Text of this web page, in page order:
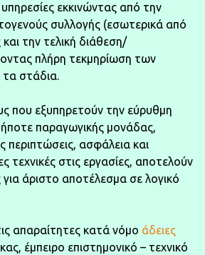
εκκινώντας από την
συλλογής (εσωτερικά από
την τελική διάθεση/
πλήρη τεκμηρίωση των
τα στάδια.
που εξυπηρετούν την εύρυθμη
παραγωγικής μονάδας,
περιπτώσεις, ασφάλεια και
τεχνικές στις εργασίες, αποτελούν
άριστο αποτέλεσμα σε λογικό
απαραίτητες κατά νόμο άδειες
έμπειρο επιστημονικό – τεχνικό